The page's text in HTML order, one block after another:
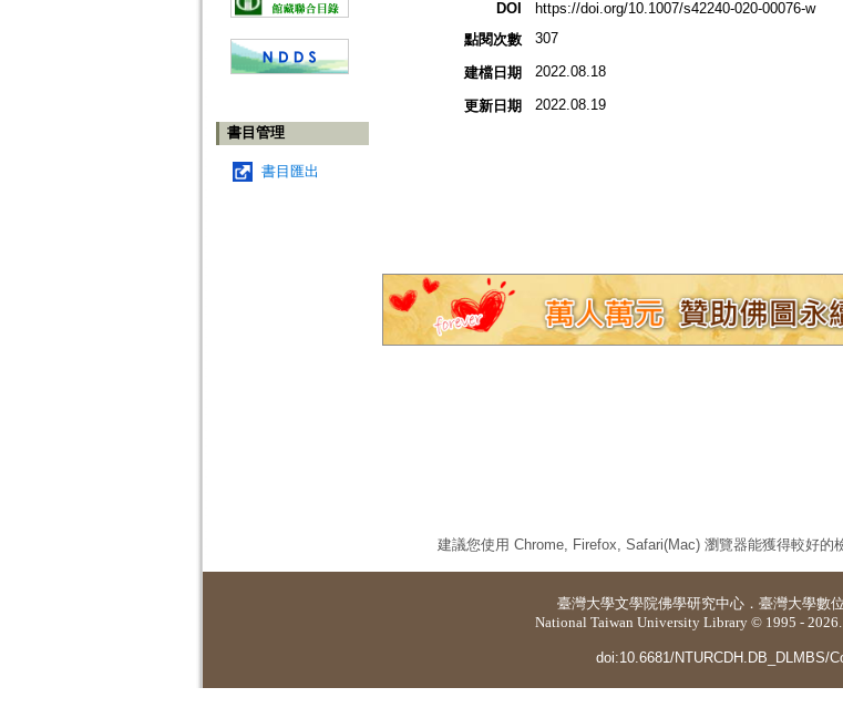
書目管理
書目匯出
DOI
https://doi.org/10.1007/s42240-020-00076-w
點閱次數
307
建檔日期 2022.08.18
更新日期 2022.08.19
建議您使用 Chrome, Firefox, Safari(Mac) 瀏覽器能獲得較好的
臺灣大學文學院佛學研究中心 ． 臺灣大學數
National Taiwan University Library © 1995 -
doi:10.6681/NTURCDH.DB_DLMBS/